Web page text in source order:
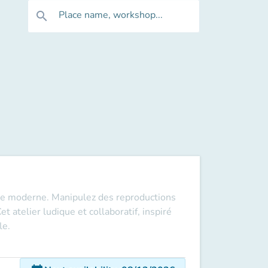
search Place name, workshop...
moderne. Manipulez des reproductions
atelier ludique et collaboratif, inspiré